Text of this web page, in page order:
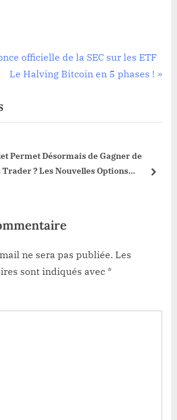
officielle de la SEC sur les ETF
N
t
o
s
Le Halving Bitcoin en 5 phases !
Permet Désormais de Gagner de
Trader ? Les Nouvelles Options
next
ne sera pas publiée. Les
sont indiqués avec *